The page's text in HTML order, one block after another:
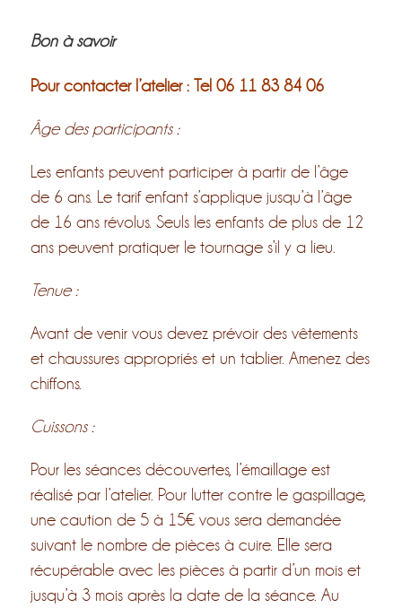
Bon à savoir
Pour contacter l’atelier : Tel 06 11 83 84 06
Âge des participants :
Les enfants peuvent participer à partir de l’âge
de 6 ans. Le tarif enfant s’applique jusqu’à l’âge
de 16 ans révolus. Seuls les enfants de plus de 12
ans peuvent pratiquer le tournage s’il y a lieu.
Tenue :
Avant de venir vous devez prévoir des vêtements
et chaussures appropriés et un tablier. Amenez des
chiffons.
Cuissons :
Pour les séances découvertes, l’émaillage est
réalisé par l’atelier. Pour lutter contre le gaspillage,
une caution de 5 à 15€ vous sera demandée
suivant le nombre de pièces à cuire. Elle sera
récupérable avec les pièces à partir d’un mois et
jusqu’à 3 mois après la date de la séance. Au